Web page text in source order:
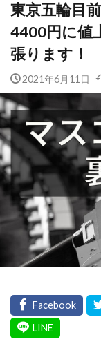
東京五輪目
4400円に値
張ります！
2021年6月11日